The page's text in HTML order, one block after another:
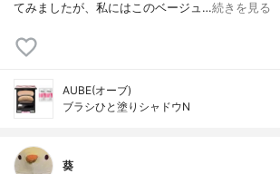
てみましたが、私にはこのベージュ…続きを見る
AUBE(オーブ)
ブラシひと塗りシャドウN
葵